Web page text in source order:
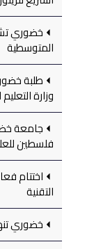
خضوري
المتوسطية
طلبة
وزارة
جامعة
فلسطين
اختتام
التقنية
خضوري